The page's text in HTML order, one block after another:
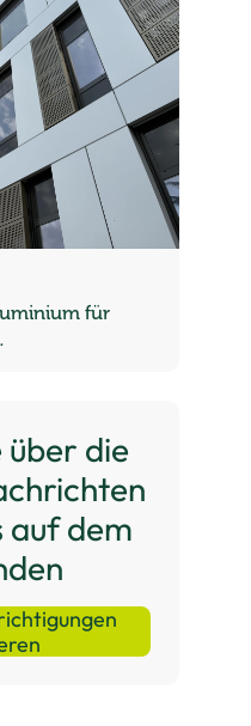
für
über die
auf dem